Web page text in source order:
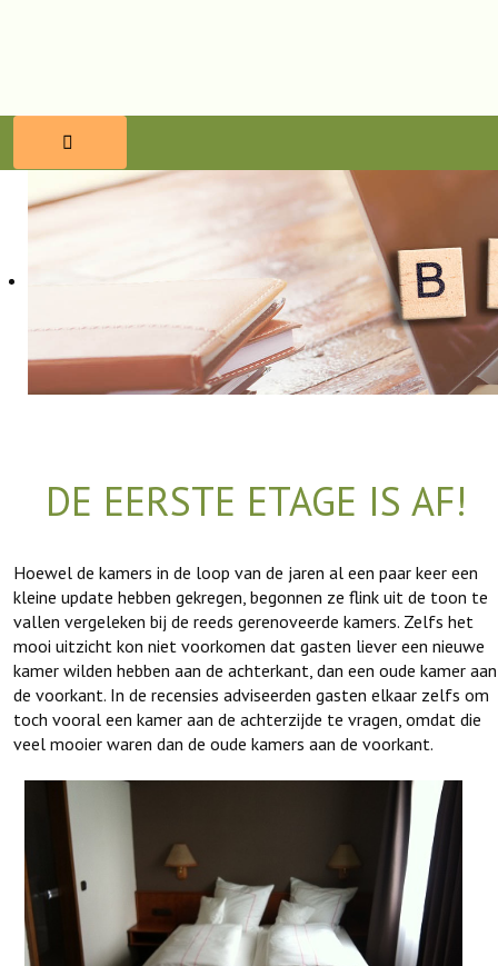
HOME
WELLNESS
DE EERSTE ETAGE IS AF!
Hoewel de kamers in de loop van de jaren al een paar keer een
kleine update hebben gekregen, begonnen ze flink uit de toon te
vallen vergeleken bij de reeds gerenoveerde kamers. Zelfs het
mooi uitzicht kon niet voorkomen dat gasten liever een nieuwe
kamer wilden hebben aan de achterkant, dan een oude kamer aan
de voorkant. In de recensies adviseerden gasten elkaar zelfs om
toch vooral een kamer aan de achterzijde te vragen, omdat die
veel mooier waren dan de oude kamers aan de voorkant.